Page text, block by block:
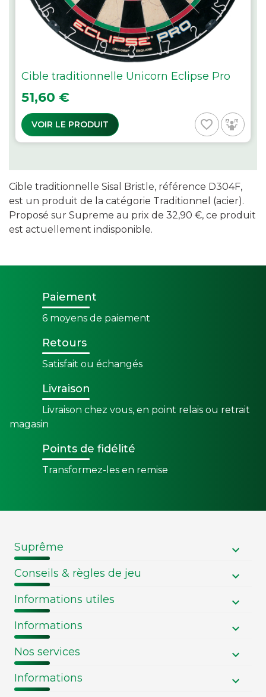
Cible traditionnelle Unicorn Eclipse Pro
Prix
51,60 €
VOIR LE PRODUIT favorite_border
Cible traditionnelle Sisal Bristle, référence D304F,
est un produit de la catégorie Traditionnel (acier).
Proposé sur Supreme au prix de 32,90 €, ce produit
est actuellement indisponible.
Paiement
6 moyens de paiement
Retours
Satisfait ou échangés
Livraison
Livraison chez vous, en point relais ou retrait
magasin
Points de fidélité
Transformez-les en remise
Suprême
Conseils & règles de jeu
Informations utiles
Informations
Nos services
Informations